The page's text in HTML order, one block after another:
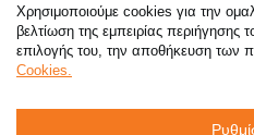
800 117 7777 (μόνο από
Χρησιμοποιούμε cookies για την
βελτίωση της εμπειρίας περιήγησης
επιλογής του, την αποθήκευση των
Cookies.